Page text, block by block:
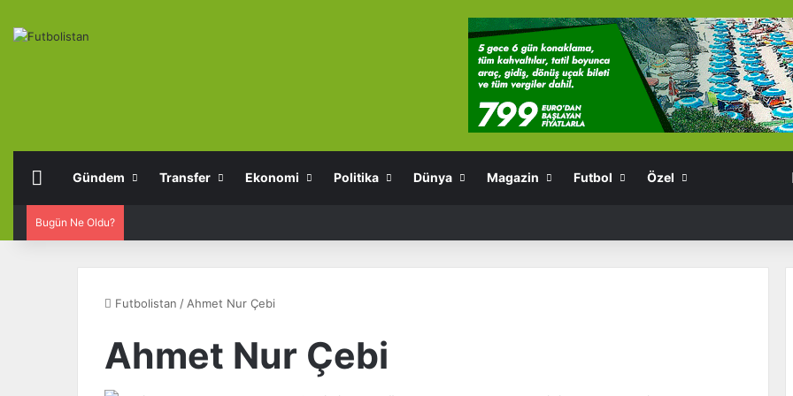
Anasayfa
Gündem Transfer Ekonomi Politika Dünya Magazin Futbol Özel
Bugün Ne Oldu?
Futbolistan / Ahmet Nur Çebi
Ahmet Nur Çebi